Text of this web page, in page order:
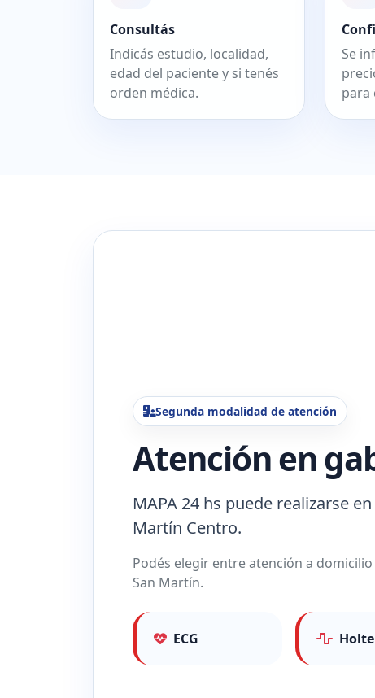
Consultás
Indicás estudio, localidad,
edad del paciente y si tenés
orden médica.
Se
para
Segunda modalidad de atención
Atención en
MAPA 24 hs puede realizarse
Martín Centro.
Podés elegir entre atención a
San Martín.
ECG